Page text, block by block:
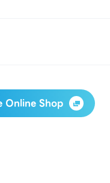
Online Shop